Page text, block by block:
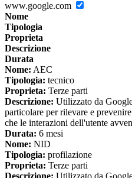
www.google.com
Nome
Tipologia
Proprieta
Descrizione
Durata
Nome: AEC
Tipologia: tecnico
Proprieta: Terze parti
Descrizione: Utilizzato da
particolare per rilevare e
che le interazioni dell'utente
Durata: 6 mesi
Nome: NID
Tipologia: profilazione
Proprieta: Terze parti